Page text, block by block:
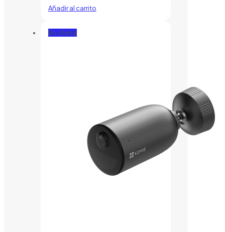
Añadir al carrito
En oferta